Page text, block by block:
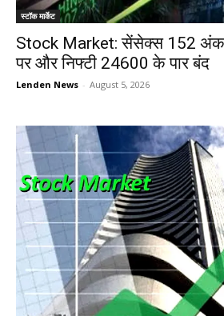
स्टॉक मार्केट
Stock Market: सेंसेक्स 152
पर और निफ्टी 24600 के पार बंद
Lenden News - August 5, 2026